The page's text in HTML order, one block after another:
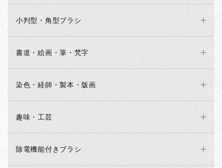
小判型・角型ブラシ
書道・絵画・筆・梵字
染色・経師・製本・版画
趣味・工芸
除電機能付きブラシ